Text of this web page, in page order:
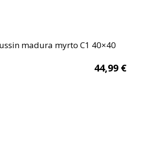
madura myrto C1 40×40
44,99 €